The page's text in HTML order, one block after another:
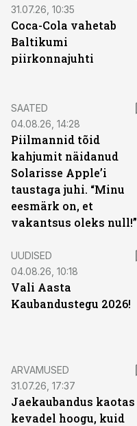
31.07.26, 10:35
Coca-Cola vahetab
Baltikumi
piirkonnajuhti
SAATED
04.08.26, 14:28
Piilmannid tõid
kahjumit näidanud
Solarisse Apple’i
taustaga juhi. “Minu
eesmärk on, et
vakantsus oleks null!”
UUDISED
04.08.26, 10:18
Vali Aasta
Kaubandustegu 2026!
ARVAMUSED
31.07.26, 17:37
Jaekaubandus kaotas
kevadel hoogu, kuid